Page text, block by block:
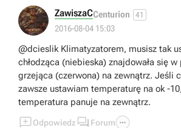
ZawiszaCCenturion 41
2016-08-04 15:03
@dcieslik Klimatyzatorem, musisz tak
chłodząca (niebieska) znajdowała się
grzejąca (czerwona) na zewnątrz. Jeśli
zawsze ustawiam temperaturę na ok -
temperatura panuje na zewnątrz.
Odpowiedz  Forum 